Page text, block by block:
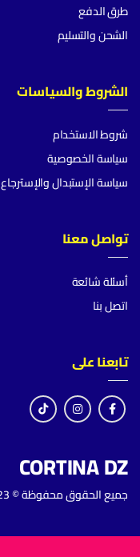
طرق الدفع
الشحن والتسليم
الشروط والسياسات
شروط الاستخدام
سياسة الخصوصية
سياسة الإستبدال والإسترجاع
تواصل معنا
أسئلة شائعة
اتصل بنا
تابعنا على
CORTINA DZ
جميع الحقوق محفوظة © 2023